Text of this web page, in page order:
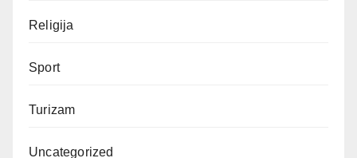
Religija
Sport
Turizam
Uncategorized